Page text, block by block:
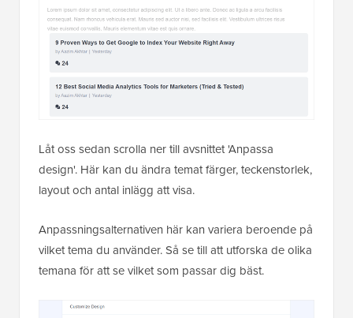
Låt oss sedan scrolla ner till avsnittet 'Anpassa
design'. Här kan du ändra temat färger, teckenstorlek,
layout och antal inlägg att visa.
Anpassningsalternativen här kan variera beroende på
vilket tema du använder. Så se till att utforska de olika
temana för att se vilket som passar dig bäst.